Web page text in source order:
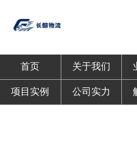
首页 关于我们
项目实例 公司实力